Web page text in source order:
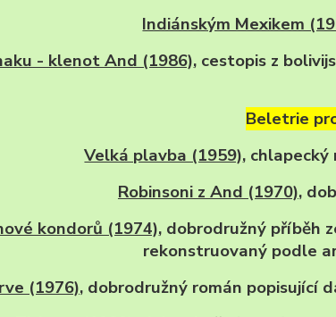
Indiánským Mexikem
- klenot And (1986), cestopis z
Beletrie
Velká plavba (1959),
Robinsoni z And (1970),
kondorů (1974), dobrodružný příběh
rekonstruovaný podle
(1976), dobrodružný román popisující